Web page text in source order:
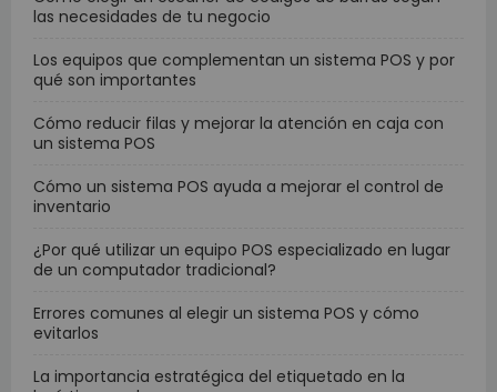
las necesidades de tu negocio
Los equipos que complementan un sistema POS y por
qué son importantes
Cómo reducir filas y mejorar la atención en caja con
un sistema POS
Cómo un sistema POS ayuda a mejorar el control de
inventario
¿Por qué utilizar un equipo POS especializado en lugar
de un computador tradicional?
Errores comunes al elegir un sistema POS y cómo
evitarlos
La importancia estratégica del etiquetado en la